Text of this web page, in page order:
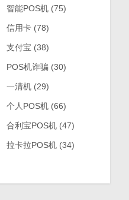
智能POS机(75)
信用卡(78)
支付宝 (38)
POS机诈骗(30)
一清机(29)
个人POS机(66)
合利宝POS机(47)
拉卡拉POS机(34)